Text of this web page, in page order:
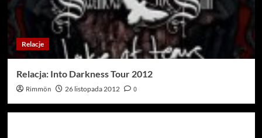
Relacje
Relacja: Into Darkness Tour 2012
Rimmön 26 listopada 2012 0